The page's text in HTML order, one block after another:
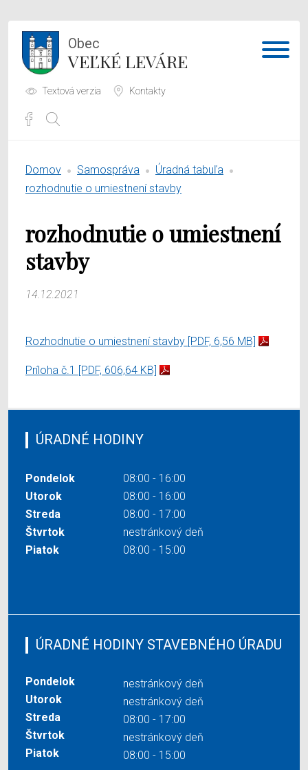
Obec
VEĽKÉ LEVÁRE
Textová verzia Kontakty
Samospráva
Domov Samospráva
Úradná tabuľa
rozhodnutie o umiestnení stavby
rozhodnutie o umiestnení
stavby
14.12.2021
Rozhodnutie o umiestnení stavby [PDF, 6,56 MB]
Príloha č.1 [PDF, 606,64 KB]
ÚRADNÉ HODINY
Pondelok
08:00 - 16:00
Utorok
08:00 - 16:00
Streda
08:00 - 17:00
Štvrtok
nestránkový deň
Piatok
08:00 - 15:00
ÚRADNÉ HODINY STAVEBNÉHO ÚRADU
Pondelok
nestránkový deň
Utorok
nestránkový deň
Streda
08:00 - 17:00
Štvrtok
nestránkový deň
Piatok
08:00 - 15:00